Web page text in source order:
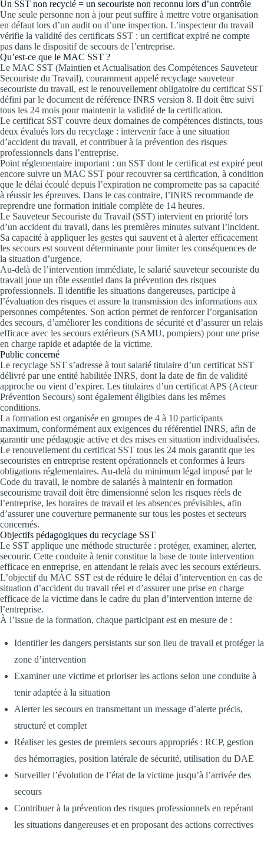
Un SST non recyclé = un secouriste non reconnu lors d’un contrôle
Une seule personne non à jour peut suffire à mettre votre organisation
en défaut lors d’un audit ou d’une inspection. L’inspecteur du travail
vérifie la validité des certificats SST : un certificat expiré ne compte
pas dans le dispositif de secours de l’entreprise.
Qu’est-ce que le MAC SST ?
Le MAC SST (Maintien et Actualisation des Compétences Sauveteur
Secouriste du Travail), couramment appelé recyclage sauveteur
secouriste du travail, est le renouvellement obligatoire du certificat SST
défini par le document de référence INRS version 8. Il doit être suivi
tous les 24 mois pour maintenir la validité de la certification.
Le certificat SST couvre deux domaines de compétences distincts, tous
deux évalués lors du recyclage : intervenir face à une situation
d’accident du travail, et contribuer à la prévention des risques
professionnels dans l’entreprise.
Point réglementaire important : un SST dont le certificat est expiré peut
encore suivre un MAC SST pour recouvrer sa certification, à condition
que le délai écoulé depuis l’expiration ne compromette pas sa capacité
à réussir les épreuves. Dans le cas contraire, l’INRS recommande de
reprendre une formation initiale complète de 14 heures.
Le Sauveteur Secouriste du Travail (SST) intervient en priorité lors
d’un accident du travail, dans les premières minutes suivant l’incident.
Sa capacité à appliquer les gestes qui sauvent et à alerter efficacement
les secours est souvent déterminante pour limiter les conséquences de
la situation d’urgence.
Au-delà de l’intervention immédiate, le salarié sauveteur secouriste du
travail joue un rôle essentiel dans la prévention des risques
professionnels. Il identifie les situations dangereuses, participe à
l’évaluation des risques et assure la transmission des informations aux
personnes compétentes. Son action permet de renforcer l’organisation
des secours, d’améliorer les conditions de sécurité et d’assurer un relais
efficace avec les secours extérieurs (SAMU, pompiers) pour une prise
en charge rapide et adaptée de la victime.
Public concerné
Le recyclage SST s’adresse à tout salarié titulaire d’un certificat SST
délivré par une entité habilitée INRS, dont la date de fin de validité
approche ou vient d’expirer. Les titulaires d’un certificat APS (Acteur
Prévention Secours) sont également éligibles dans les mêmes
conditions.
La formation est organisée en groupes de 4 à 10 participants
maximum, conformément aux exigences du référentiel INRS, afin de
garantir une pédagogie active et des mises en situation individualisées.
Le renouvellement du certificat SST tous les 24 mois garantit que les
secouristes en entreprise restent opérationnels et conformes à leurs
obligations réglementaires. Au-delà du minimum légal imposé par le
Code du travail, le nombre de salariés à maintenir en formation
secourisme travail doit être dimensionné selon les risques réels de
l’entreprise, les horaires de travail et les absences prévisibles, afin
d’assurer une couverture permanente sur tous les postes et secteurs
concernés.
Objectifs pédagogiques du recyclage SST
Le SST applique une méthode structurée : protéger, examiner, alerter,
secourir. Cette conduite à tenir constitue la base de toute intervention
efficace en entreprise, en attendant le relais avec les secours extérieurs.
L’objectif du MAC SST est de réduire le délai d’intervention en cas de
situation d’accident du travail réel et d’assurer une prise en charge
efficace de la victime dans le cadre du plan d’intervention interne de
l’entreprise.
À l’issue de la formation, chaque participant est en mesure de :
Identifier les dangers persistants sur son lieu de travail et protéger la
zone d’intervention
Examiner une victime et prioriser les actions selon une conduite à
tenir adaptée à la situation
Alerter les secours en transmettant un message d’alerte précis,
structuré et complet
Réaliser les gestes de premiers secours appropriés : RCP, gestion
des hémorragies, position latérale de sécurité, utilisation du DAE
Surveiller l’évolution de l’état de la victime jusqu’à l’arrivée des
secours
Contribuer à la prévention des risques professionnels en repérant
les situations dangereuses et en proposant des actions correctives